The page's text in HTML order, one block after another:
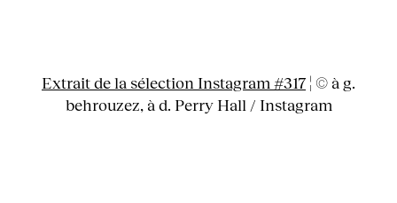
Extrait de la sélection Instagram #317¦ © à g.
behrouzez, à d. Perry Hall / Instagram